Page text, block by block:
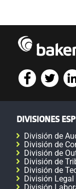
DIVISIONES
División de
División de
División de
División de
División de
División Legal
División